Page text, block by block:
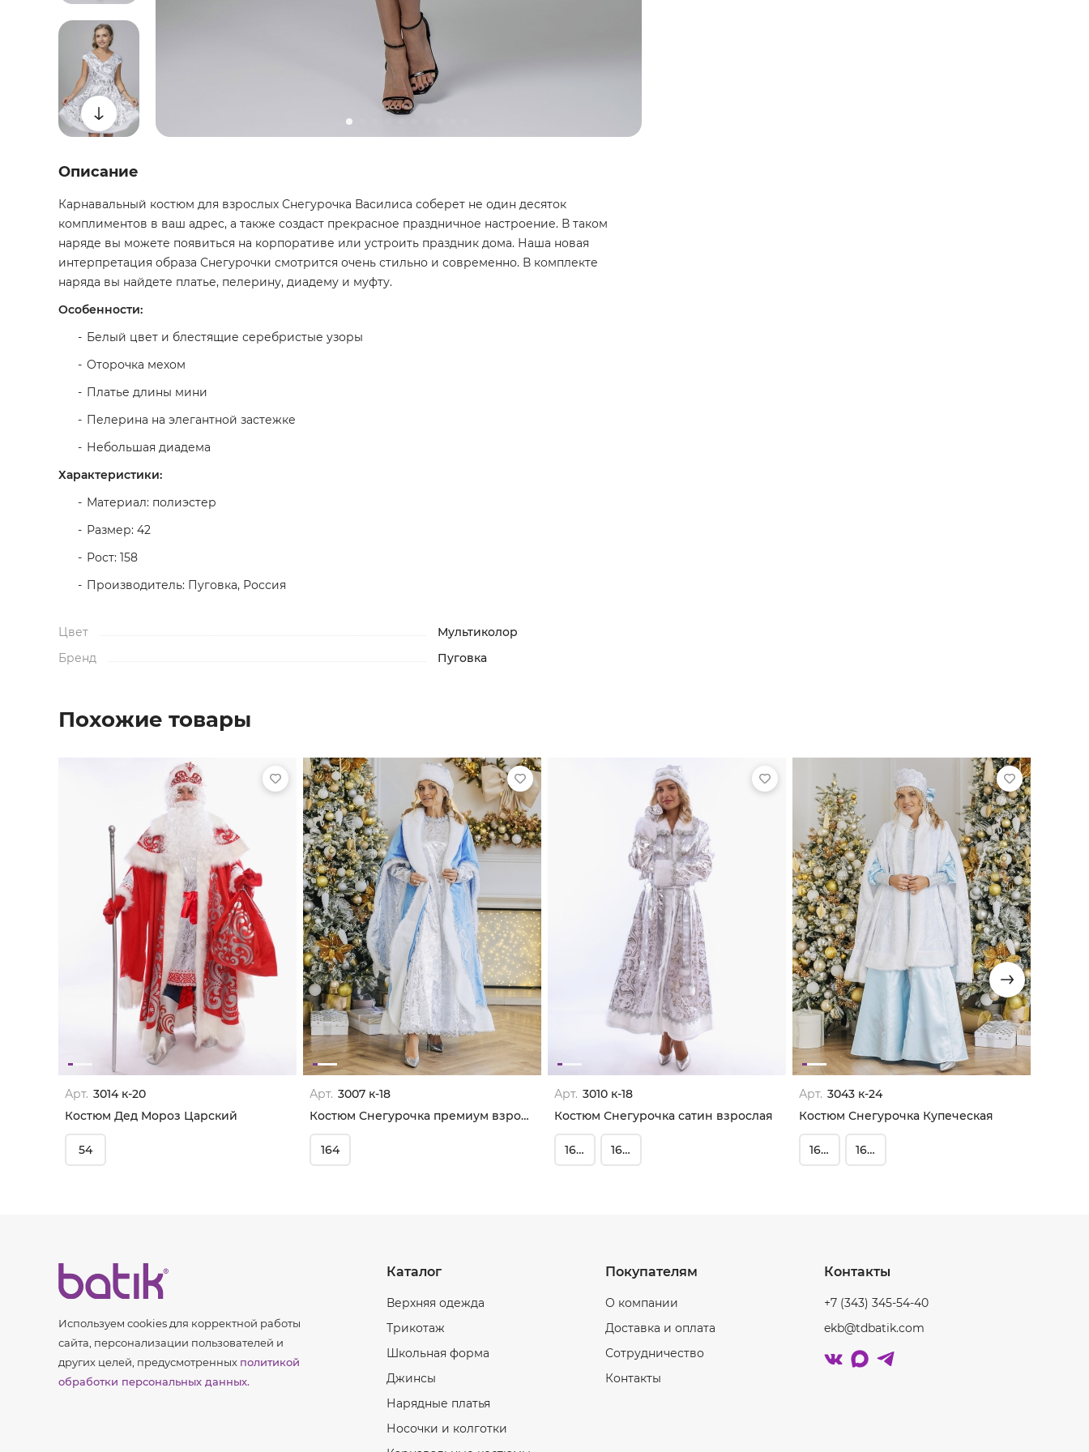
Описание
Карнавальный костюм для взрослых Снегурочка Василиса соберет не один десяток
комплиментов в ваш адрес, а также создаст прекрасное праздничное настроение. В таком
наряде вы можете появиться на корпоративе или устроить праздник дома. Наша новая
интерпретация образа Снегурочки смотрится очень стильно и современно. В комплекте
наряда вы найдете платье, пелерину, диадему и муфту.
Особенности:
Белый цвет и блестящие серебристые узоры
Оторочка мехом
Платье длины мини
Пелерина на элегантной застежке
Небольшая диадема
Характеристики:
Материал: полиэстер
Размер: 42
Рост: 158
Производитель: Пуговка, Россия
Цвет
Мультиколор
Бренд
Пуговка
Похожие товары
Арт. 3014 к-20
Костюм Дед Мороз Царский
54
Арт. 3007 к-18
Костюм Снегурочка премиум взрослая
164
Арт. 3010 к-18
Костюм Снегурочка сатин взрослая
164-48 164-52
Арт. 3043 к-24
Костюм Снегурочка Купеческая
164-44 164-50
Используем cookies для корректной работы
сайта, персонализации пользователей и
других целей, предусмотренных политикой
обработки персональных данных.
Каталог
Верхняя одежда
Трикотаж
Школьная форма
Джинсы
Нарядные платья
Носочки и колготки
Покупателям
О компании
Доставка и оплата
Сотрудничество
Контакты
Контакты
+7 (343) 345-54-40
ekb@tdbatik.com